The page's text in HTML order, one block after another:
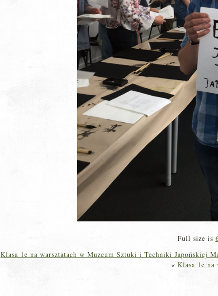
Full size is
Klasa 1e na warsztatach w Muzeum Sztuki i Techniki Japońskiej
« Klasa 1e